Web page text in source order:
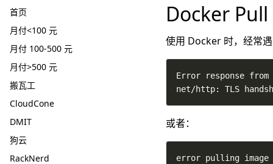
首页
月付<100 元
月付 100-500 元
月付>500 元
搬瓦工
CloudCone
DMIT
狗云
RackNerd
Docker
使用 Docker 时，经常
net/http: TLS
或者：